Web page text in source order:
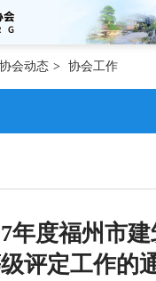
协会动态 > 协会工作
年度福州市
评定工作的